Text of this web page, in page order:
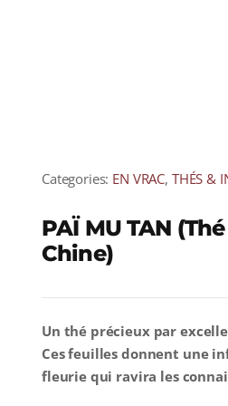
Categories: EN VRAC, THÉS &
PAÏ MU TAN
Chine)
Un thé précieux par
Ces feuilles donnent une
fleurie qui ravira les